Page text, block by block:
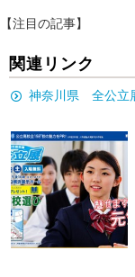
【注目の記事】
関連リンク
神奈川県 全公立